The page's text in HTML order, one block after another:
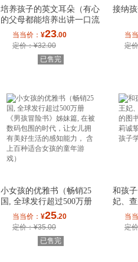
培养孩子的英文耳朵（有心
的父母都能培养出讲一口流
利英文的小孩
当当价： ¥23.00
定价：¥32.00
已售完
接纳
当
定
小女孩的优雅书（畅销25
国, 全球发行超过500万册
《男孩冒险书》
当当价： ¥25.20
定价：¥35.00
已售完
和孩
妃、
图书
当
定